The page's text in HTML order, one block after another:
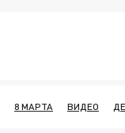
8 МАРТА ВИДЕО